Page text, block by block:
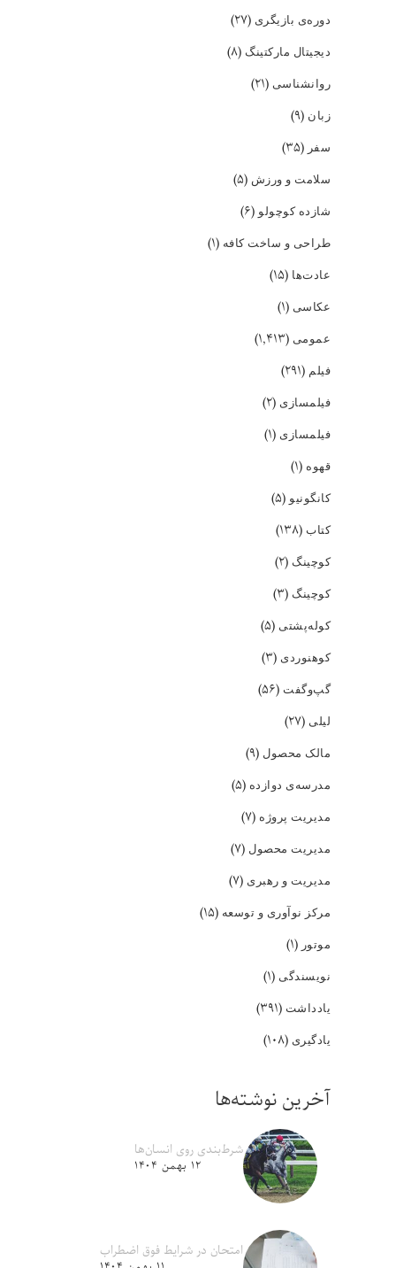
دوره‌ی بازیگری (۲۷)
دیجیتال مارکتینگ (۸)
روانشناسی (۲۱)
زبان (۹)
سفر (۳۵)
سلامت و ورزش (۵)
شازده کوچولو(۶)
طراحی و ساخت کافه (۱)
عادت‌ها (۱۵)
عکاسی (۱)
عمومی (۱,۴۱۳)
فیلم (۲۹۱)
فیلمسازی (۲)
فیلمسازی (۱)
قهوه (۱)
کانگونیو(۵)
کتاب (۱۳۸)
کوچینگ (۲)
کوچینگ (۳)
کوله‌پشتی (۵)
کوهنوردی (۳)
گپ‌و‌گفت (۵۶)
لیلی (۲۷)
مالک محصول (۹)
مدرسه‌ی دوازده (۵)
مدیریت پروژه (۷)
مدیریت محصول (۷)
مدیریت و رهبری (۷)
مرکز نوآوری و توسعه (۱۵)
موتور (۱)
نویسندگی (۱)
یادداشت (۳۹۱)
یادگیری (۱۰۸)
آخرین نوشته‌ها
شرط‌بندی روی انسان‌ها
۱۲ بهمن ۱۴۰۴
امتحان در شرایط فوق اضطراب